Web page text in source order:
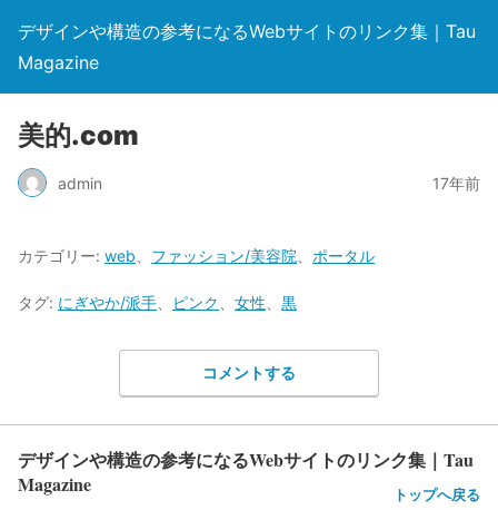
デザインや構造の参考になるWebサイトのリンク集｜Tau
Magazine
美的.com
admin 17年前
カテゴリー: web ファッション/美容院 ポータル
タグ: にぎやか/派手 ピンク 女性 黒
コメントする
デザインや構造の参考になるWebサイトのリンク集｜Tau
Magazine
トップへ戻る